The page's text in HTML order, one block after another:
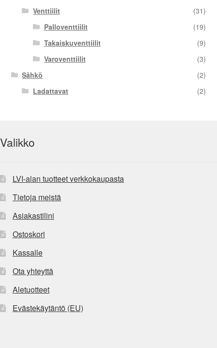
Venttiilit
(31)
Palloventtiilit
(19)
Takaiskuventtiilit
(9)
Varoventtiilit
(3)
Sähkö
(2)
Ladattavat
(2)
Valikko
LVI-alan tuotteet verkkokaupasta
Tietoja meistä
Asiakastilini
Ostoskori
Kassalle
Ota yhteyttä
Aletuotteet
Evästekäytäntö (EU)